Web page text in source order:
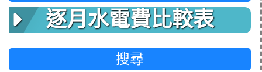
逐月水電費比較表
搜尋